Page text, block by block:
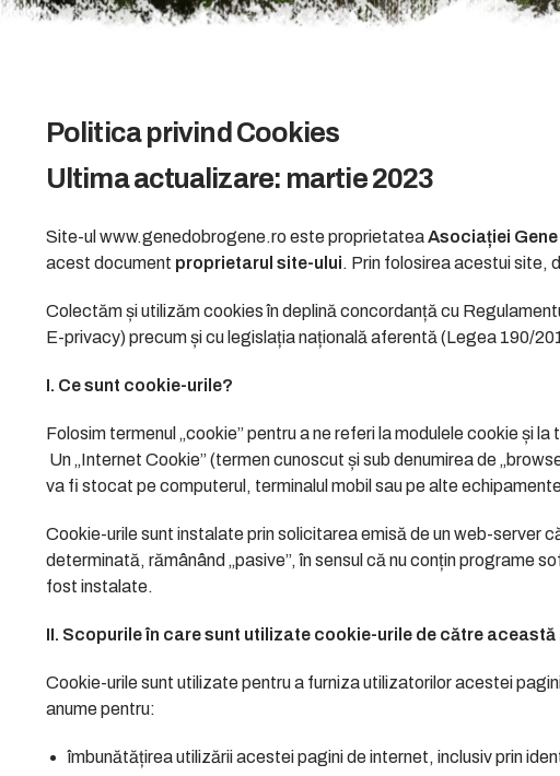
Politica privind Cookies
Ultima actualizare: martie 2023
Site-ul www.genedobrogene.ro este proprietateaAsociației
acest document proprietarul site-ului. Prin folosirea acestui site,
Colectăm și utilizăm cookies în deplină concordanță cu
E-privacy) precum și cu legislația națională aferentă (Legea 190/
I. Ce sunt cookie-urile?
Folosim termenul „cookie” pentru a ne referi la modulele cookie și
Un „Internet Cookie” (termen cunoscut și sub denumirea de
va fi stocat pe computerul, terminalul mobil sau pe alte
Cookie-urile sunt instalate prin solicitarea emisă de un web-server
determinată, rămânând „pasive”, în sensul că nu conțin programe
fost instalate.
II. Scopurile în care sunt utilizate cookie-urile de către această
Cookie-urile sunt utilizate pentru a furniza utilizatorilor acestei
anume pentru:
îmbunătățirea utilizării acestei pagini de internet, inclusiv prin